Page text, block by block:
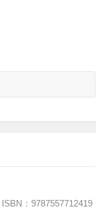
：9787557712419